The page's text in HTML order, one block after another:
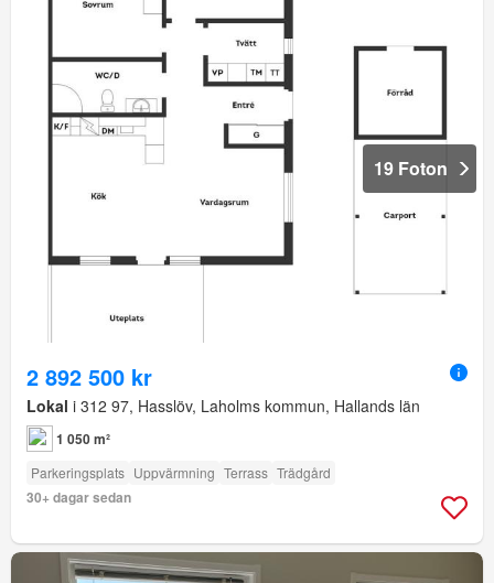
19 Foton
2 892 500 kr
Lokal i 312 97, Hasslöv, Laholms kommun, Hallands län
1 050 m²
Parkeringsplats Uppvärmning Terrass Trädgård
30+ dagar sedan